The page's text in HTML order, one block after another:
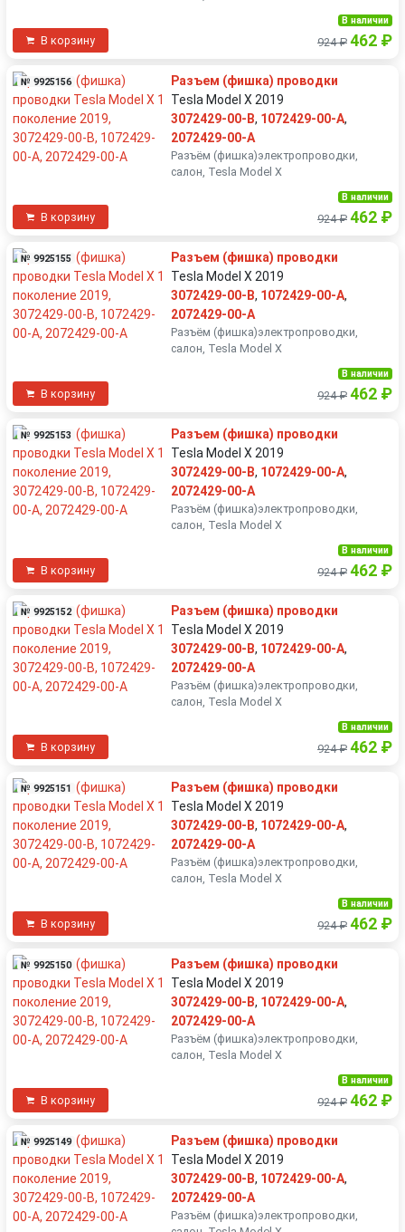
В корзину
В наличии
924 ₽ 462 ₽
№ 9925156
Разъем (фишка) проводки
Tesla Model X 2019
3072429-00-B, 1072429-00-A,
2072429-00-A
Разъëм (фишка)электропроводки,
салон, Tesla Model X
В корзину
В наличии
924 ₽ 462 ₽
№ 9925155
Разъем (фишка) проводки
Tesla Model X 2019
3072429-00-B, 1072429-00-A,
2072429-00-A
Разъëм (фишка)электропроводки,
салон, Tesla Model X
В корзину
В наличии
924 ₽ 462 ₽
№ 9925153
Разъем (фишка) проводки
Tesla Model X 2019
3072429-00-B, 1072429-00-A,
2072429-00-A
Разъëм (фишка)электропроводки,
салон, Tesla Model X
В корзину
В наличии
924 ₽ 462 ₽
№ 9925152
Разъем (фишка) проводки
Tesla Model X 2019
3072429-00-B, 1072429-00-A,
2072429-00-A
Разъëм (фишка)электропроводки,
салон, Tesla Model X
В корзину
В наличии
924 ₽ 462 ₽
№ 9925151
Разъем (фишка) проводки
Tesla Model X 2019
3072429-00-B, 1072429-00-A,
2072429-00-A
Разъëм (фишка)электропроводки,
салон, Tesla Model X
В корзину
В наличии
924 ₽ 462 ₽
№ 9925150
Разъем (фишка) проводки
Tesla Model X 2019
3072429-00-B, 1072429-00-A,
2072429-00-A
Разъëм (фишка)электропроводки,
салон, Tesla Model X
В корзину
В наличии
924 ₽ 462 ₽
№ 9925149
Разъем (фишка) проводки
Tesla Model X 2019
3072429-00-B, 1072429-00-A,
2072429-00-A
Разъëм (фишка)электропроводки,